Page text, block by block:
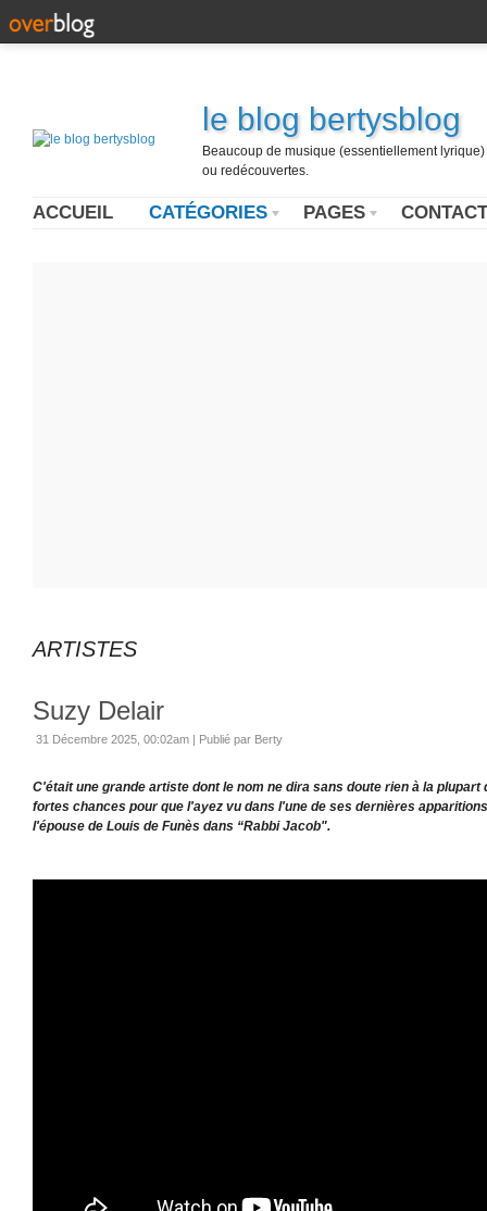
le blog bertysblog
Beaucoup de musique (essentiellement
ou redécouvertes.
ACCUEIL CATÉGORIES PAGES CONTACT
ARTISTES
Suzy Delair
31 Décembre 2025, 00:02am | Publié par Berty
C'était une grande artiste dont le nom ne dira sans doute rien à la plupart
fortes chances pour que l'ayez vu dans l'une de ses dernières
l'épouse de Louis de Funès dans “Rabbi Jacob".